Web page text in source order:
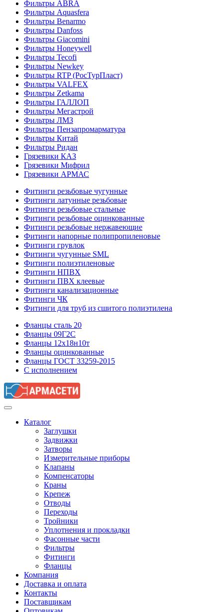
Фильтры ABRA
Фильтры Aquasfera
Фильтры Benarmo
Фильтры Danfoss
Фильтры Giacomini
Фильтры Honeywell
Фильтры Tecofi
Фильтры Newkey
Фильтры RTP (РосТурПласт)
Фильтры VALFEX
Фильтры Zetkama
Фильтры ГАЛЛОП
Фильтры Мегастрой
Фильтры ЛМЗ
Фильтры Пензапромарматура
Фильтры Китай
Фильтры Ридан
Грязевики КАЗ
Грязевики Мифрил
Грязевики АРМАС
Фитинги резьбовые чугунные
Фитинги латунные резьбовые
Фитинги резьбовые стальные
Фитинги резьбовые оцинкованные
Фитинги резьбовые нержавеющие
Фитинги напорные полипропиленовые
Фитинги грувлок
Фитинги чугунные SML
Фитинги полиэтиленовые
Фитинги НПВХ
Фитинги ПВХ клеевые
Фитинги канализационные
Фитинги ЧК
Фитинги для труб из сшитого полиэтилена
Фланцы сталь 20
Фланцы 09Г2С
Фланцы 12х18н10т
Фланцы оцинкованные
Фланцы ГОСТ 33259-2015
С исполнением
Каталог
Заглушки
Задвижки
Затворы
Измерительные приборы
Клапаны
Компенсаторы
Краны
Крепеж
Отводы
Переходы
Тройники
Уплотнения и прокладки
Фасонные части
Фильтры
Фитинги
Фланцы
Компания
Доставка и оплата
Контакты
Поставщикам